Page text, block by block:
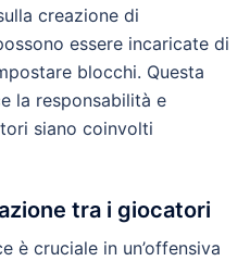
creazione di
essere incaricate di
blocchi. Questa
la responsabilità e
siano coinvolti
tra i giocatori
è cruciale in un’offensiva